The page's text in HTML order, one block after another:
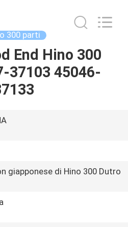
300 parti
End Hino 300
37103 45046-
giapponese di Hino 300 Dutro